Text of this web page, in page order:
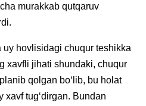
murakkab qutqaruv
uy hovlisidagi chuqur teshikka
xavfli jihati shundaki, chuqur
qolgan bo‘lib, bu holat
tug‘dirgan. Bundan